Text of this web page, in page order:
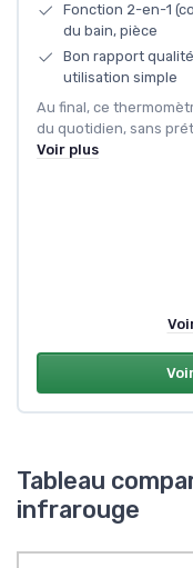
Fonction 2-en-1
du bain, pièce
Bon rapport
utilisation simple
Au final, ce
du quotidien, sans
Voir plus
Tableau
infrarouge